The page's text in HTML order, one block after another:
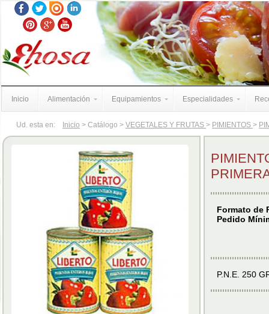
Inicio Alimentación Equipamientos Especialidades
Ud. esta en: Inicio > Catálogo > VEGETALES Y FRUTAS > PIMIENTOS >
Formato de
Pedido
P.N.E. 250